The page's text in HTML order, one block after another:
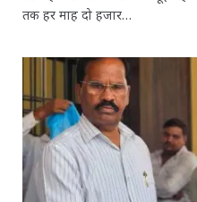
तक हर माह दो हजार…